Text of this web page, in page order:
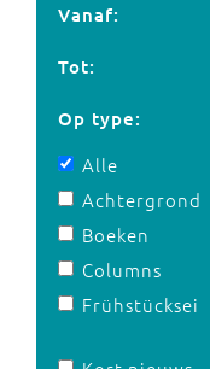
Vanaf:
Tot:
Op type:
Alle
Achtergrond
Boeken
Columns
Frühstücksei